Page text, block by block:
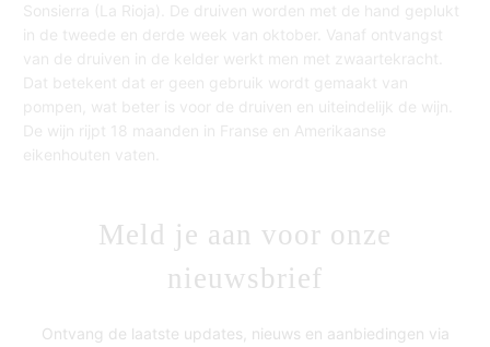
Sonsierra (La Rioja). De druiven worden met de hand geplukt
in de tweede en derde week van oktober. Vanaf ontvangst
van de druiven in de kelder werkt men met zwaartekracht.
Dat betekent dat er geen gebruik wordt gemaakt van
pompen, wat beter is voor de druiven en uiteindelijk de wijn.
De wijn rijpt 18 maanden in Franse en Amerikaanse
eikenhouten vaten.
Meld je aan voor onze
nieuwsbrief
Ontvang de laatste updates, nieuws en aanbiedingen via